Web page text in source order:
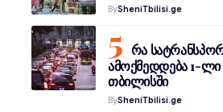
BySheniTbilisi.ge
რა
ამოქმედდება 1-ლი
თბილისში
BySheniTbilisi.ge